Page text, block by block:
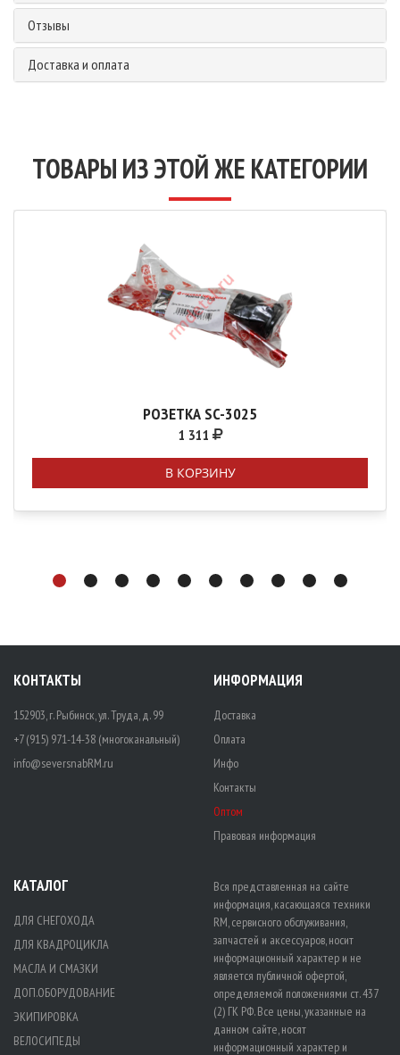
Отзывы
Доставка и оплата
ТОВАРЫ ИЗ ЭТОЙ ЖЕ КАТЕГОРИИ
РОЗЕТКА SC-3025
1 311
В КОРЗИНУ
КОНТАКТЫ
152903, г. Рыбинск, ул. Труда, д. 99
+7 (915) 971-14-38 (многоканальный)
info@seversnabRM.ru
ИНФОРМАЦИЯ
Доставка
Оплата
Инфо
Контакты
Оптом
Правовая информация
КАТАЛОГ
ДЛЯ СНЕГОХОДА
ДЛЯ КВАДРОЦИКЛА
МАСЛА И СМАЗКИ
ДОП.ОБОРУДОВАНИЕ
ЭКИПИРОВКА
ВЕЛОСИПЕДЫ
Вся представленная на сайте
информация, касающаяся техники
RM, сервисного обслуживания,
запчастей и аксессуаров, носит
информационный характер и не
является публичной офертой,
определяемой положениями ст. 437
(2) ГК РФ. Все цены, указанные на
данном сайте, носят
информационный характер и